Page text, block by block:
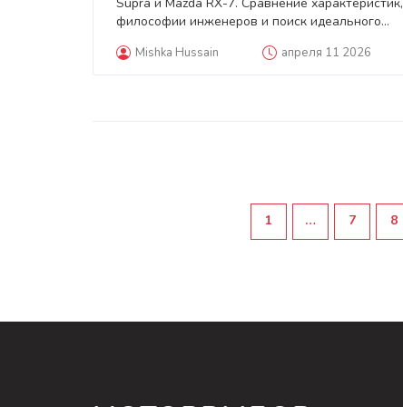
философии инженеров и поиск идеального
Mishka Hussain апреля 11 2026
1 … 7 8